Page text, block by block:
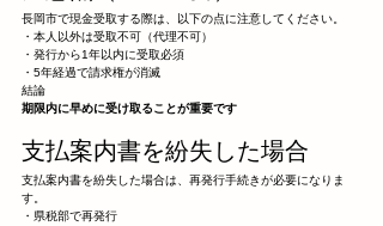
長岡市で現金受取する際は、以下の点に注意してください。
・本人以外は受取不可（代理不可）
・発行から1年以内に受取必須
・5年経過で請求権が消滅
結論
期限内に早めに受け取ることが重要です
支払案内書を紛失した場合
支払案内書を紛失した場合は、再発行手続きが必要になりま
す。
・県税部で再発行